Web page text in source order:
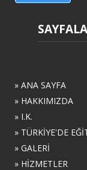
» ANA SAYFA
» HAKKIMIZDA
» I.K.
» TÜRKİYE'DE
» GALERİ
» HİZMETLER